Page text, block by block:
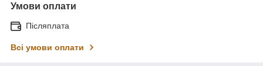
Умови оплати
Післяплата
Всі умови оплати